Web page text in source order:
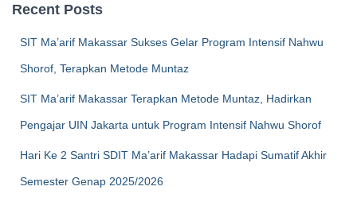
Recent Posts
SIT Ma’arif Makassar Sukses Gelar Program Intensif Nahwu
Shorof, Terapkan Metode Muntaz
SIT Ma’arif Makassar Terapkan Metode Muntaz, Hadirkan
Pengajar UIN Jakarta untuk Program Intensif Nahwu Shorof
Hari Ke 2 Santri SDIT Ma’arif Makassar Hadapi Sumatif Akhir
Semester Genap 2025/2026